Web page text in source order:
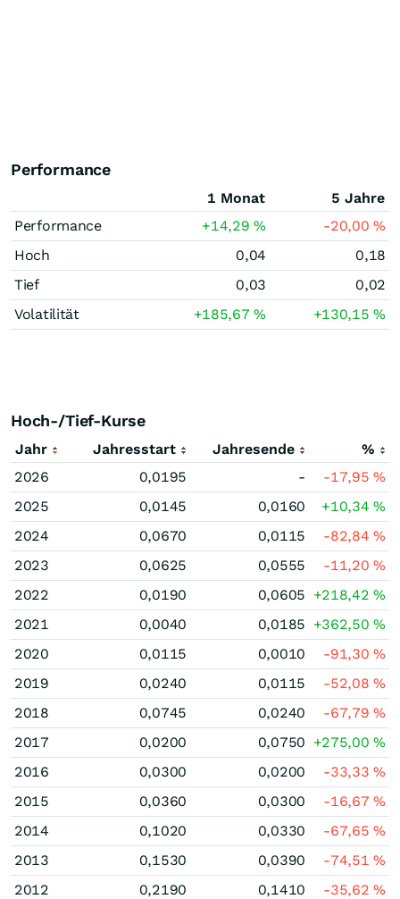
Performance
1 Monat
5 Jahre
Performance
+14,29% -20,00%
Hoch
0,04
0,18
Tief
0,03
0,02
Volatilität
+185,67% +130,15%
Hoch-/Tief-Kurse
Jahr Jahresstart Jahresende
%
2026
0,0195 - -17,95%
2025
0,0145 0,0160 +10,34%
2024
0,0670 0,0115 -82,84%
2023
0,0625 0,0555 -11,20%
2022
0,0190 0,0605 +218,42%
2021
0,0040 0,0185 +362,50%
2020
0,0115 0,0010 -91,30%
2019
0,0240 0,0115 -52,08%
2018
0,0745 0,0240 -67,79%
2017
0,0200 0,0750 +275,00%
2016
0,0300 0,0200 -33,33%
2015
0,0360 0,0300 -16,67%
2014
0,1020 0,0330 -67,65%
2013
0,1530 0,0390 -74,51%
2012
0,2190 0,1410 -35,62%